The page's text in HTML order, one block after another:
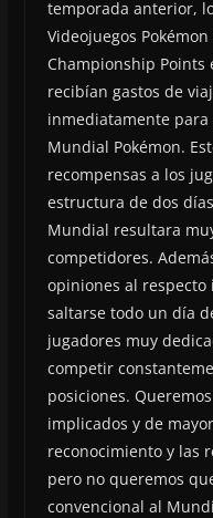
temporada anterior,
Videojuegos
Championship Points
recibían gastos de
inmediatamente para
Mundial Pokémon.
recompensas a los
estructura de dos
Mundial resultara
competidores.
opiniones al
saltarse todo un día
jugadores muy
competir
posiciones.
implicados y de
reconocimiento y las
pero no queremos
convencional al